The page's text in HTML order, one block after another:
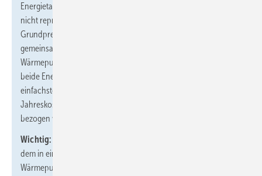
Energietarifrechnern, da der hier ausgewiesene Arbeitspreis
nicht repräsentativ ist, beispielsweise durch den zusätzlichen
Grundpreis und Boni oder Sowieso-Kosten bei der
gemeinsamen Zählung von Haushalts- und
Wärmepumpenstrom. Für ein aussagekräftiges SGV werden für
beide Energieträger effektive Arbeitspreise benötigt. Am
einfachsten lassen sich diese errechnen, wenn die zugehörigen
Jahreskosten auf die ihnen zugrunde liegende Energiemenge
bezogen werden.
Wichtig:
dem in einem Systemvergleich die jährlichen Kosten für
Wärmepumpenstrom und Erdgas gleich groß sind. Der richtige